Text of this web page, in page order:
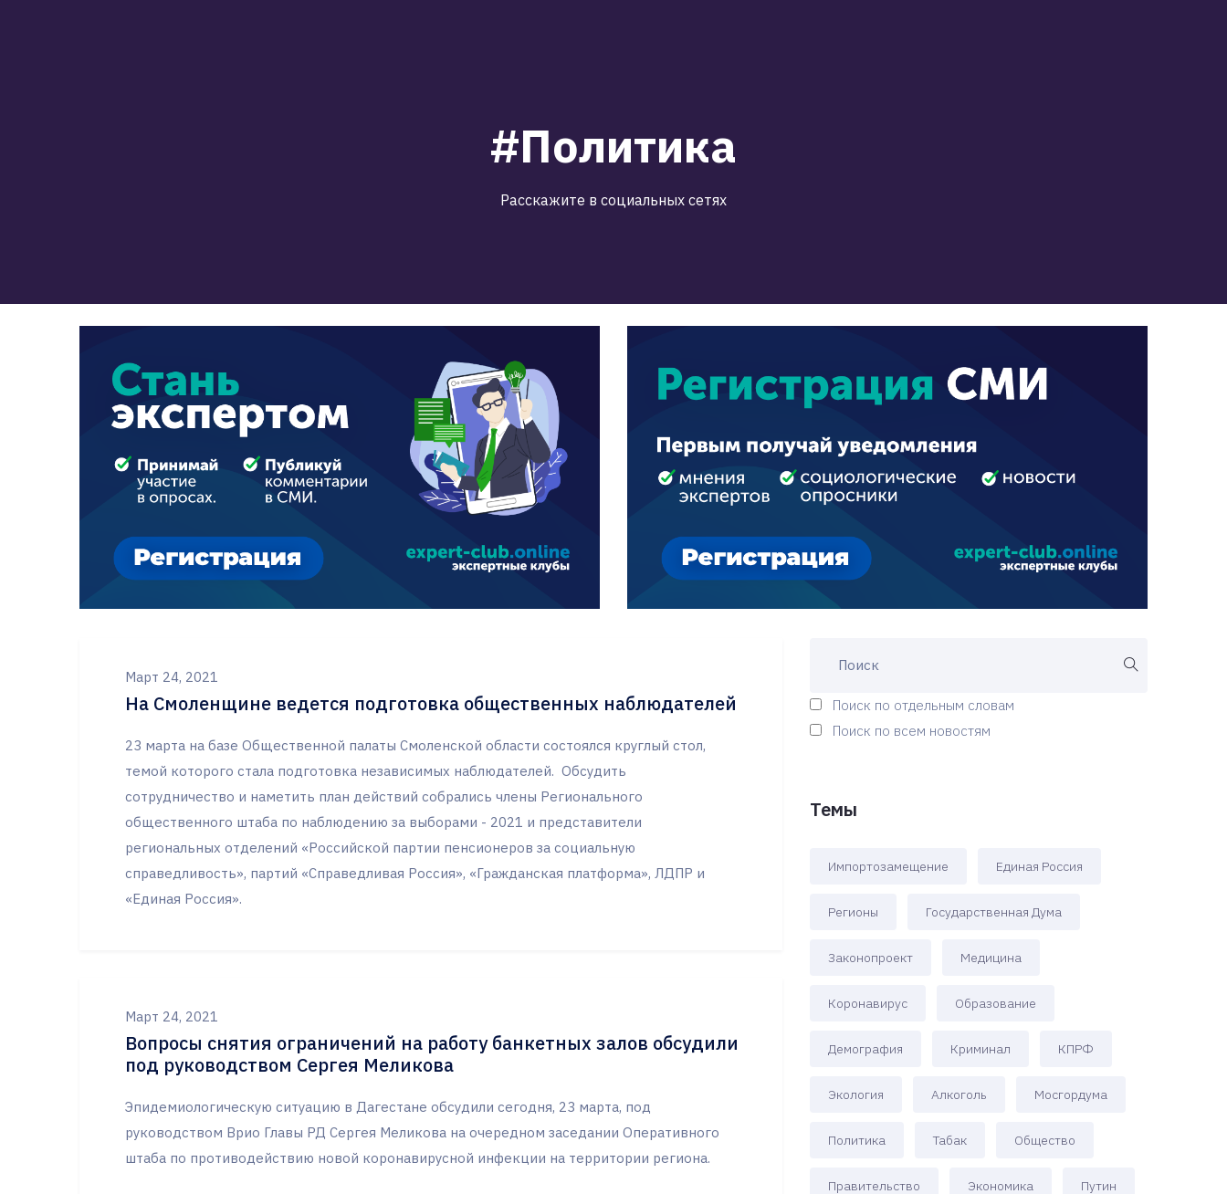
#Политика
Расскажите в социальных сетях
Март 24, 2021
На Смоленщине ведется подготовка общественных наблюдателей
23 марта на базе Общественной палаты Смоленской области состоялся круглый стол,
темой которого стала подготовка независимых наблюдателей. Обсудить
сотрудничество и наметить план действий собрались члены Регионального
общественного штаба по наблюдению за выборами - 2021 и представители
региональных отделений «Российской партии пенсионеров за социальную
справедливость», партий «Справедливая Россия», «Гражданская платформа», ЛДПР и
«Единая Россия».
Март 24, 2021
Вопросы снятия ограничений на работу банкетных залов обсудили
под руководством Сергея Меликова
Эпидемиологическую ситуацию в Дагестане обсудили сегодня, 23 марта, под
руководством Врио Главы РД Сергея Меликова на очередном заседании Оперативного
штаба по противодействию новой коронавирусной инфекции на территории региона.
Поиск по отдельным словам
Поиск по всем новостям
Темы
Импортозамещение Единая Россия
Регионы Государственная Дума
Законопроект Медицина
Коронавирус Образование
Демография Криминал КПРФ
Экология Алкоголь Мосгордума
Политика Табак Общество
Правительство Экономика Путин